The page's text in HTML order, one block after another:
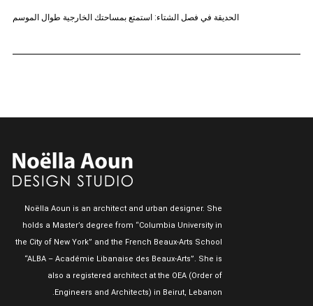
الحديقة في فصل الشتاء: استمتع بمساحتك الخارجية طوال الموسم
Noëlla Aoun is an architect and urban designer. She
holds a Master’s degree from “Columbia University in
the City of New York” and the French Beaux-Arts School
“ALBA – Académie Libanaise des Beaux-Arts”. She is
also a registered architect at the OEA (Order of
Engineers and Architects) in Beirut, Lebanon.